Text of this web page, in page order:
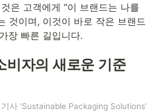
은 고객에게 “이 브랜드는 나를
것이며, 이것이 바로 작은 브랜드
장 빠른 길입니다.
자의 새로운 기준
사 'Sustainable Packaging Solutions’